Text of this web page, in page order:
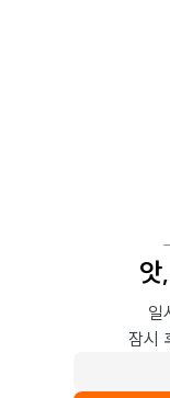
앗
일
잠시